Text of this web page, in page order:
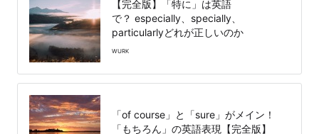
【完全版】「特に」は英語
で？ especially、specially、
particularlyどれが正しいのか
WURK
「of course」と「sure」がメイン！
「もちろん」の英語表現【完全版】